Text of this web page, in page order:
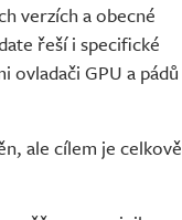
verzích a obecné
řeší i specifické
GPU a pádů
ale cílem je celkově